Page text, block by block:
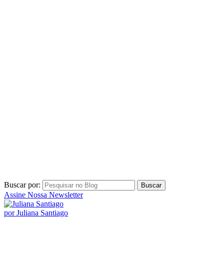
Buscar por:
Assine Nossa Newsletter
por Juliana Santiago